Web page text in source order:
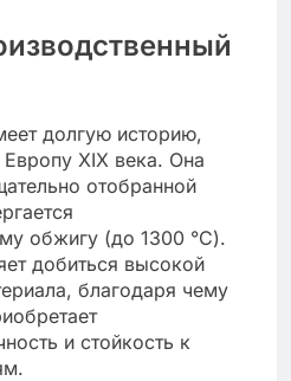
долгую историю,
XIX века. Она
отобранной
обжигу (до 1300 °C).
добиться высокой
благодаря чему
и стойкость к